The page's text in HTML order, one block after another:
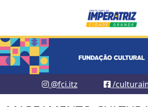
@fci.itz /